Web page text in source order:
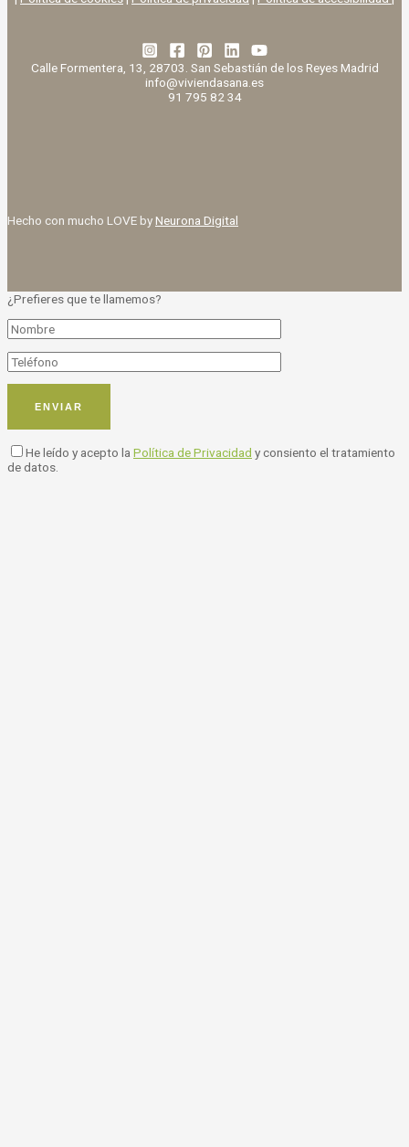
Calle Formentera, 13, 28703. San Sebastián de los Reyes Madrid
info@viviendasana.es
91 795 82 34
Hecho con mucho LOVE byNeurona Digital
¿Prefieres que te llamemos?
He leído y acepto la Política de Privacidad y consiento el tratamiento
de datos.